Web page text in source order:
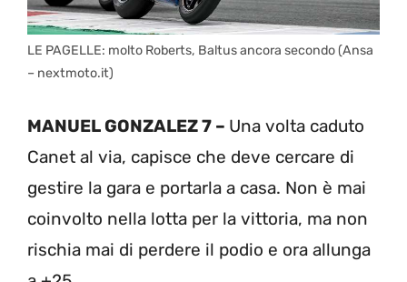
LE PAGELLE: molto Roberts, Baltus ancora secondo (Ansa
– nextmoto.it)
MANUEL GONZALEZ 7 – Una volta caduto
Canet al via, capisce che deve cercare di
gestire la gara e portarla a casa. Non è mai
coinvolto nella lotta per la vittoria, ma non
rischia mai di perdere il podio e ora allunga